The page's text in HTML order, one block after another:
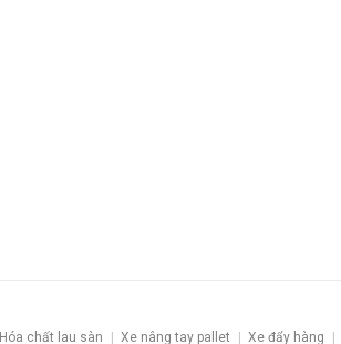
Hóa chất lau sàn Xe nâng tay pallet Xe đẩy hàng